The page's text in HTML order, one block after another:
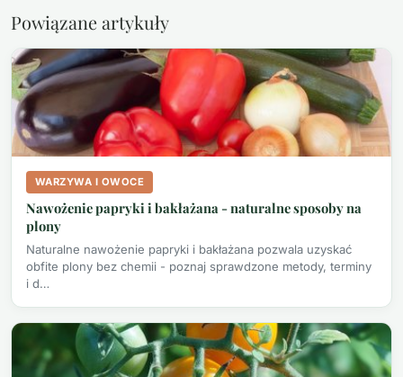
Powiązane artykuły
WARZYWA I OWOCE
Nawożenie papryki i bakłażana - naturalne sposoby na
plony
Naturalne nawożenie papryki i bakłażana pozwala uzyskać
obfite plony bez chemii - poznaj sprawdzone metody, terminy
i d…